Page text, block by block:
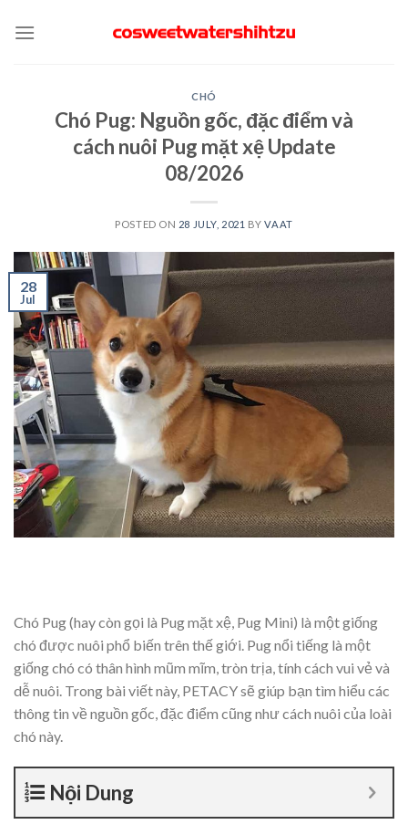
CHÓ
Chó Pug: Nguồn gốc, đặc điểm và
cách nuôi Pug mặt xệ Update
08/2026
POSTED ON 28 JULY, 2021 BYVAAT
28
Jul
Chó Pug (hay còn gọi là Pug mặt xệ, Pug Mini) là một giống
chó được nuôi phổ biến trên thế giới. Pug nổi tiếng là một
giống chó có thân hình mũm mĩm, tròn trịa, tính cách vui vẻ và
dễ nuôi. Trong bài viết này, PETACY sẽ giúp bạn tìm hiểu các
thông tin về nguồn gốc, đặc điểm cũng như cách nuôi của loài
chó này.
Nội Dung